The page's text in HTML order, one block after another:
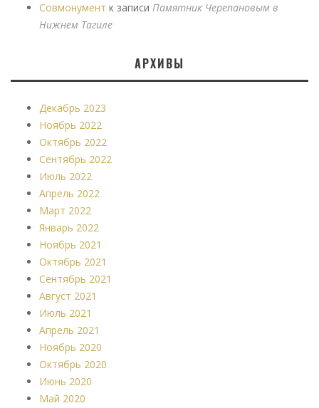
Совмонумент к записи Памятник Черепановым в
Нижнем Тагиле
АРХИВЫ
Декабрь 2023
Ноябрь 2022
Октябрь 2022
Сентябрь 2022
Июль 2022
Апрель 2022
Март 2022
Январь 2022
Ноябрь 2021
Октябрь 2021
Сентябрь 2021
Август 2021
Июль 2021
Апрель 2021
Ноябрь 2020
Октябрь 2020
Июнь 2020
Май 2020